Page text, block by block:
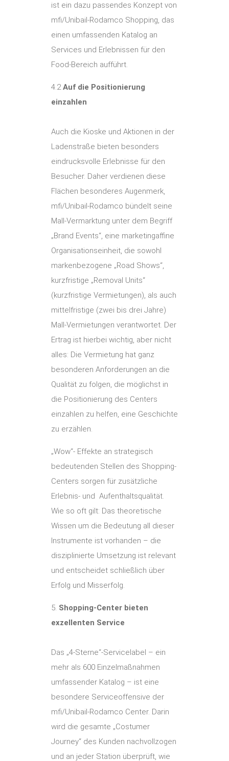
ist ein dazu passendes Konzept von
mfi/Unibail-Rodamco Shopping, das
einen umfassenden Katalog an
Services und Erlebnissen für den
Food-Bereich aufführt.
4.2Auf die Positionierung
einzahlen
Auch die Kioske und Aktionen in der
Ladenstraße bieten besonders
eindrucksvolle Erlebnisse für den
Besucher. Daher verdienen diese
Flächen besonderes Augenmerk,
mfi/Unibail-Rodamco bündelt seine
Mall-Vermarktung unter dem Begriff
„Brand Events“, eine marketingaffine
Organisationseinheit, die sowohl
markenbezogene „Road Shows“,
kurzfristige „Removal Units“
(kurzfristige Vermietungen), als auch
mittelfristige (zwei bis drei Jahre)
Mall-Vermietungen verantwortet. Der
Ertrag ist hierbei wichtig, aber nicht
alles: Die Vermietung hat ganz
besonderen Anforderungen an die
Qualität zu folgen, die möglichst in
die Positionierung des Centers
einzahlen zu helfen, eine Geschichte
zu erzählen.
„Wow“- Effekte an strategisch
bedeutenden Stellen des Shopping-
Centers sorgen für zusätzliche
Erlebnis- und Aufenthaltsqualität.
Wie so oft gilt: Das theoretische
Wissen um die Bedeutung all dieser
Instrumente ist vorhanden – die
disziplinierte Umsetzung ist relevant
und entscheidet schließlich über
Erfolg und Misserfolg.
5. Shopping-Center bieten
exzellenten Service
Das „4-Sterne“-Servicelabel – ein
mehr als 600 Einzelmaßnahmen
umfassender Katalog – ist eine
besondere Serviceoffensive der
mfi/Unibail-Rodamco Center. Darin
wird die gesamte „Costumer
Journey“ des Kunden nachvollzogen
und an jeder Station überprüft, wie